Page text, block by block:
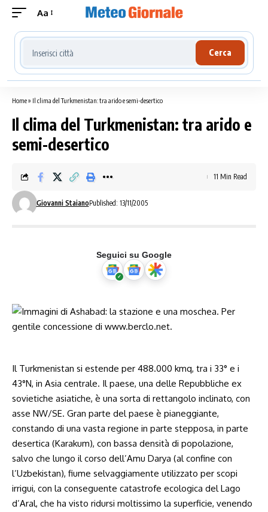
Aa
Cerca località meteo
Cerca
Home» Il clima del Turkmenistan: tra arido e semi-desertico
Il clima del Turkmenistan: tra arido e
semi-desertico
Giovanni StaianoPublished: 13/11/2005
11 Min Read
Seguici su Google
Il Turkmenistan si estende per 488.000 kmq, tra i 33° e i
43°N, in Asia centrale. Il paese, una delle Repubbliche ex
sovietiche asiatiche, è una sorta di rettangolo inclinato, con
asse NW/SE. Gran parte del paese è pianeggiante,
constando di una vasta regione in parte stepposa, in parte
desertica (Karakum), con bassa densità di popolazione,
salvo che lungo il corso dell’Amu Darya (al confine con
l’Uzbekistan), fiume selvaggiamente utilizzato per scopi
irrigui, con la conseguente catastrofe ecologica del Lago
d’Aral, che ha visto ridursi moltissimo la superficie, venendo